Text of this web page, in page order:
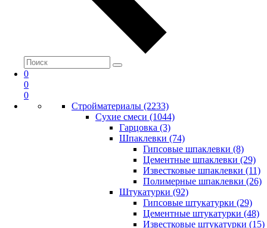
0
0
0
Стройматериалы (2233)
Сухие смеси (1044)
Гарцовка (3)
Шпаклевки (74)
Гипсовые шпаклевки (8)
Цементные шпаклевки (29)
Известковые шпаклевки (11)
Полимерные шпаклевки (26)
Штукатурки (92)
Гипсовые штукатурки (29)
Цементные штукатурки (48)
Известковые штукатурки (15)